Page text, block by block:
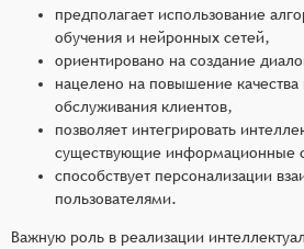
предполагает использование
обучения и нейронных сетей,
ориентировано на создание
нацелено на повышение качества
обслуживания клиентов,
позволяет интегрировать
существующие информационные
способствует персонализации
пользователями.
Важную роль в реализации